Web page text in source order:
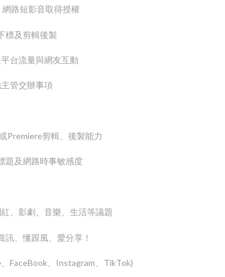
路短影音取得授權
標及剪輯後製
台流量與網友互動
管交辦事項
Premiere剪輯、後製能力
題及網路時事敏感度
、影劇、音樂、生活等議題
、懂跟風、愛分享！
FaceBook、Instagram、TikTok)